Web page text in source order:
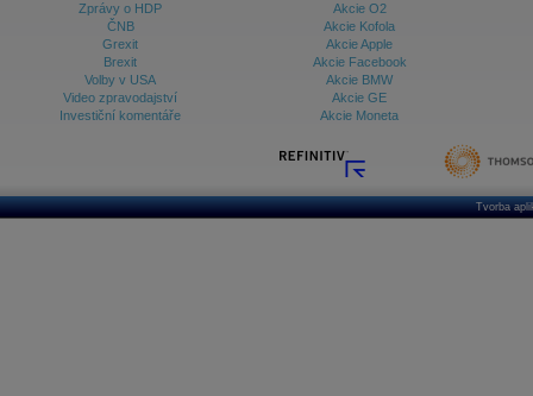
Zprávy o HDP
ČNB
Grexit
Brexit
Volby v USA
Video zpravodajství
Investiční komentáře
Akcie O2
Akcie Kofola
Akcie Apple
Akcie Facebook
Akcie BMW
Akcie GE
Akcie Moneta
Tvorba